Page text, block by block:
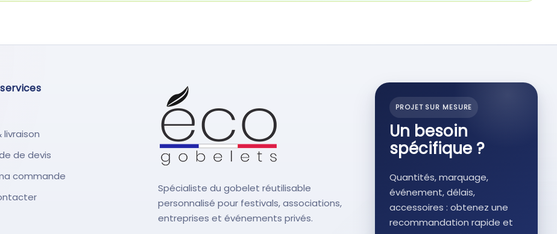
livraison
de devis
commande
Spécialiste du gobelet réutilisable
personnalisé pour festivals, associations,
entreprises et événements privés.
PROJET SUR MESURE
Un besoin
spécifique ?
Quantités, marquage,
événement, délais,
accessoires : obtenez une
recommandation rapide et